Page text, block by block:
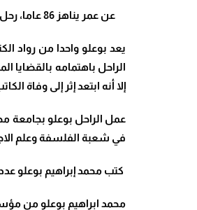
عن عمر يناهز 86 عاما، رحل يوم أمس السبت 24 فبراير 2024، الكاتب والأستاذ الجامعي محمد ابراهيم بوعلو ، وذلك بمسقط رأسه مدينة سلا، التي رأى النور بها سنة 1938.
يعد بوعلو واحدا من رواد
الراحل باهتمامه بالقضايا
إلا أنه ابتعد إثر إلى وفاة الكاتب الأول للحزب عبد الرحيم
في شعبة الفلسفة وعلم
كتب محمد إبراهيم بوعلو عدداً من
محمد ابراهيم بوعلو من